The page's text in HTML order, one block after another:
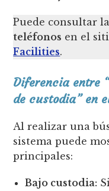
Puede consultar
teléfonos en el
Facilities.
Diferencia entre
de custodia” en
Al realizar una
sistema puede
principales:
Bajo custodia: